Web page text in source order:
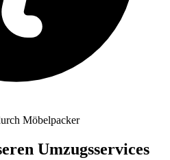
Möbelpacker
Umzugsservices